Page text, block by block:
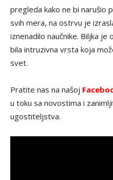
pregleda kako ne bi narušio
svih mera, na ostrvu je
iznenadilo naučnike. Biljka je
bila intruzivna vrsta koja
svet.
Pratite nas na našoj
u toku sa novostima i
ugostiteljstva.